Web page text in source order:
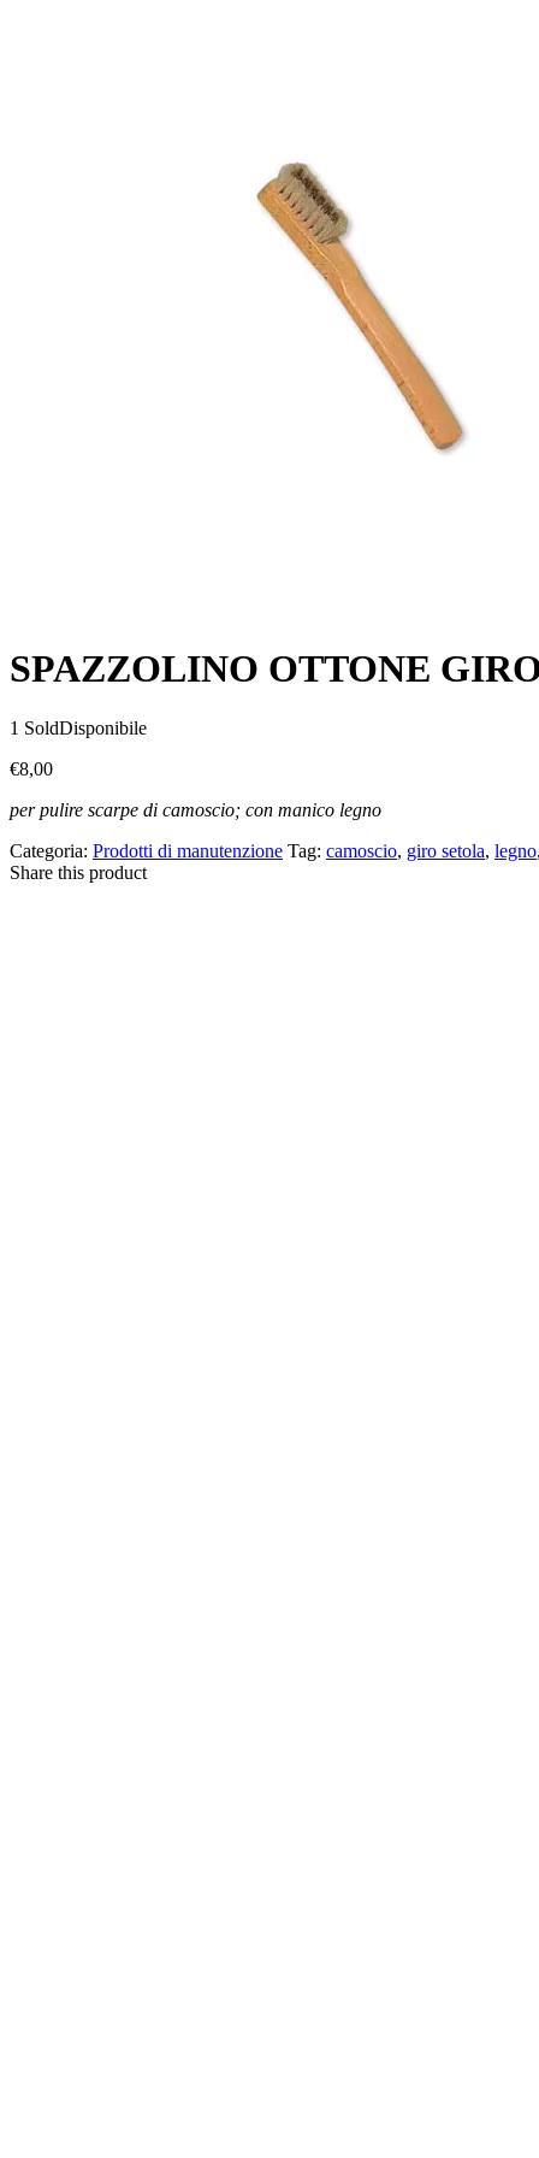
SPAZZOLINO OTTONE
1 SoldDisponibile
€8,00
per pulire scarpe di camoscio; con manico legno
Categoria: Prodotti di manutenzione Tag: camoscio, giro setola, legno
Share this product